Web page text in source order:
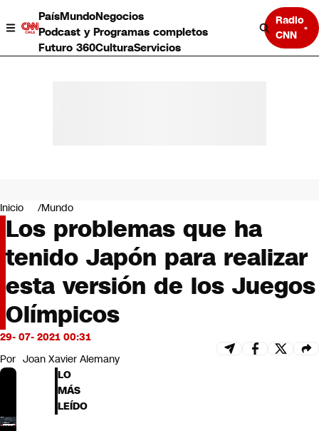
PaísMundoNegocios
Podcast y Programas completos
Futuro 360CulturaServicios
Radio
CNN
Negocios
Deportes
Programas completos
Cultura
Servicios
Bits
CNN Data
CNN tiempo
Futuro 360
Inicio Mundo
Los problemas que ha
tenido Japón para realizar
esta versión de los Juegos
Olímpicos
29- 07- 2021 00:31
Por Joan Xavier Alemany
LO
MÁS
LEÍDO